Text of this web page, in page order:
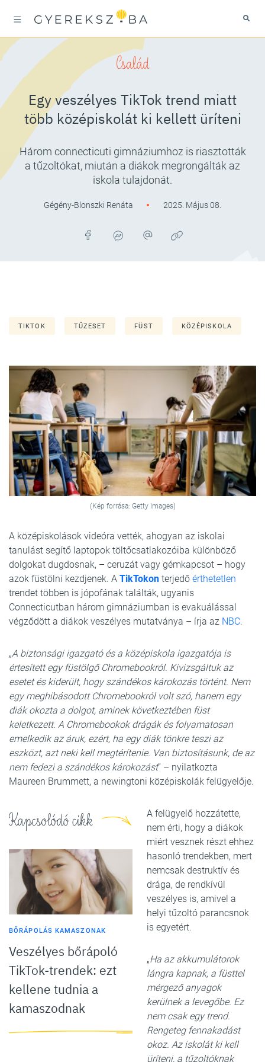
Család
Egy veszélyes TikTok trend miatt
több középiskolát ki kellett üríteni
Három connecticuti gimnáziumhoz is riasztották
a tűzoltókat, miután a diákok megrongálták az
iskola tulajdonát.
Gégény-Blonszki Renáta 2025. Május 08.
TIKTOK TŰZESET FÜST KÖZÉPISKOLA
(Kép forrása: Getty Images)
A középiskolások videóra vették, ahogyan az iskolai
tanulást segítő laptopok töltőcsatlakozóiba különböző
dolgokat dugdosnak, – ceruzát vagy gémkapcsot – hogy
azok füstölni kezdjenek. A TikTokon terjedő érthetetlen
trendet többen is jópofának találták, ugyanis
Connecticutban három gimnáziumban is evakuálással
végződött a diákok veszélyes mutatványa – írja az NBC.
„A biztonsági igazgató és a középiskola igazgatója is
értesített egy füstölgő Chromebookról. Kivizsgáltuk az
esetet és kiderült, hogy szándékos károkozás történt. Nem
egy meghibásodott Chromebookról volt szó, hanem egy
diák okozta a dolgot, aminek következtében füst
keletkezett. A Chromebookok drágák és folyamatosan
emelkedik az áruk, ezért, ha egy diák tönkre teszi az
eszközt, azt neki kell megtérítenie. Van biztosításunk, de az
nem fedezi a szándékos károkozást” – nyilatkozta
Maureen Brummett, a newingtoni középiskolák felügyelője.
Kapcsolódó cikk
BŐRÁPOLÁS KAMASZONAK
Veszélyes bőrápoló
TikTok-trendek: ezt
kellene tudnia a
kamaszodnak
A felügyelő hozzátette,
nem érti, hogy a diákok
miért vesznek részt ehhez
hasonló trendekben, mert
nemcsak destruktív és
drága, de rendkívül
veszélyes is, amivel a
helyi tűzoltó parancsnok
is egyetért.
„Ha az akkumulátorok
lángra kapnak, a füsttel
mérgező anyagok
kerülnek a levegőbe. Ez
nem csak egy trend.
Rengeteg fennakadást
okoz. Az iskolát ki kell
üríteni, a tűzoltóknak